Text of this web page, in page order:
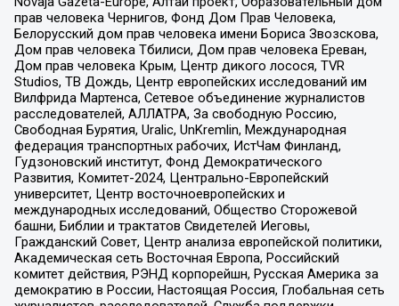
прав человека Чернигов, Фонд Дом Прав Человека,
Белорусский дом прав человека имени Бориса Звозскова,
Дом прав человека Тбилиси, Дом прав человека Ереван,
Дом прав человека Крым, Центр дикого лосося, TVR
Studios, ТВ Дождь, Центр европейских исследований им
Вилфрида Мартенса, Сетевое объединение журналистов
расследователей, АЛЛАТРА, За свободную Россию,
Свободная Бурятия, Uralic, UnKremlin, Международная
федерация транспортных рабочих, ИстЧам Финланд,
Гудзоновский институт, Фонд Демократического
Развития, Комитет-2024, Центрально-Европейский
университет, Центр восточноевропейских и
международных исследований, Общество Сторожевой
башни, Библии и трактатов Свидетелей Иеговы,
Гражданский Совет, Центр анализа европейской политики,
Академическая сеть Восточная Европа, Российский
комитет действия, РЭНД корпорейшн, Русская Америка за
демократию в России, Настоящая Россия, Глобальная сеть